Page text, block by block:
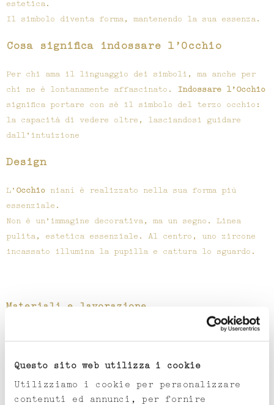
Questo sito web utilizza i cookie
Utilizziamo i cookie per personalizzare
contenuti ed annunci, per fornire
estetica.
Il simbolo diventa forma, mantenendo la sua essenza.
Cosa significa indossare l’Occhio
Per chi ama il linguaggio dei simboli, ma anche per
chi ne è lontanamente affascinato. Indossare l’Occhio
significa portare con sé il simbolo del terzo occhio:
la capacità di vedere oltre, lasciandosi guidare
dall’intuizione
Design
L’ Occhio nianì è realizzato nella sua forma più
essenziale.
Non è un’immagine decorativa, ma un segno. Linea
pulita, estetica essenziale. Al centro, uno zircone
incassato illumina la pupilla e cattura lo sguardo.
Materiali e lavorazione
cera persa.